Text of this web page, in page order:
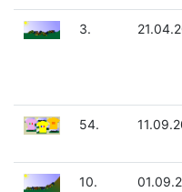
3.
54.
10.